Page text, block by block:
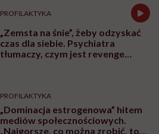
PROFILAKTYKA
„Zemsta na śnie”, żeby odzyskać
czas dla siebie. Psychiatra
tłumaczy, czym jest revenge
PROFILAKTYKA
„Dominacja estrogenowa” hitem
mediów społecznościowych.
„Najgorsze, co można zrobić, to